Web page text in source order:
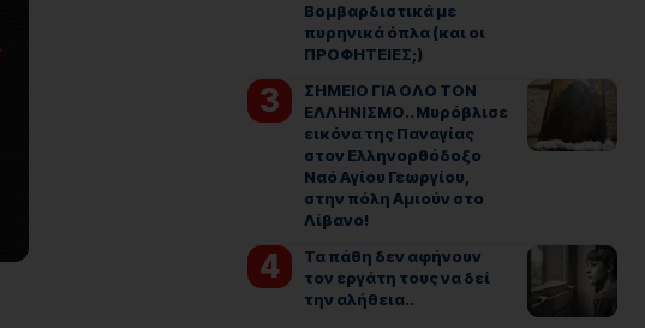
Βομβαρδιστικά με
πυρηνικά όπλα (και οι
ΠΡΟΦΗΤΕΙΕΣ;)
ΣΗΜΕΙΟ ΓΙΑ ΟΛΟ ΤΟΝ
ΕΛΛΗΝΙΣΜΟ.. Μυρόβλισε
εικόνα της Παναγίας
στον Ελληνορθόδοξο
Ναό Αγίου Γεωργίου,
στην πόλη Αμιούν στο
Λίβανο!
Τα πάθη δεν αφήνουν
τον εργάτη τους να δεί
την αλήθεια..